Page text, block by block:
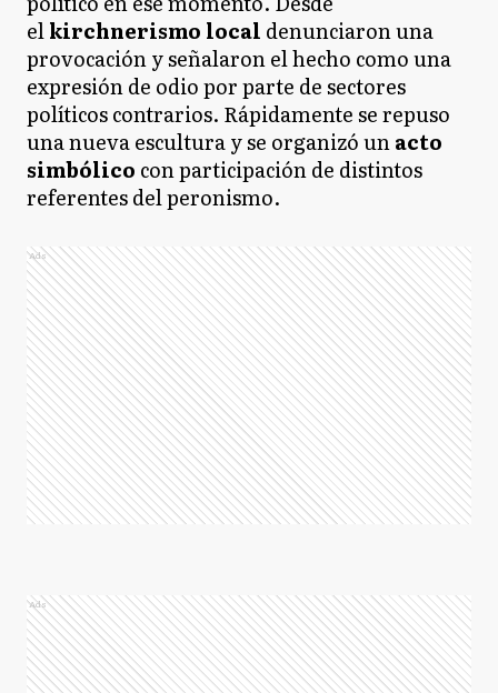
elkirchnerismo local denunciaron una
provocación y señalaron el hecho como una
expresión de odio por parte de sectores
políticos contrarios. Rápidamente se repuso
una nueva escultura y se organizó unacto
simbólico con participación de distintos
referentes del peronismo.
Ads
Ads